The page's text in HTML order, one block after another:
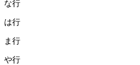
な行
は行
ま 行
や行